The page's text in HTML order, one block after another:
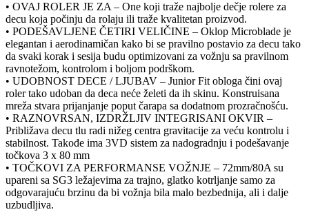
• OVAJ ROLER JE ZA – One koji traže najbolje dečje rolere za
decu koja počinju da rolaju ili traže kvalitetan proizvod.
• PODEŠAVLJENE ČETIRI VELIČINE – Oklop Microblade je
elegantan i aerodinamičan kako bi se pravilno postavio za decu tako
da svaki korak i sesija budu optimizovani za vožnju sa pravilnom
ravnotežom, kontrolom i boljom podrškom.
• UDOBNOST DECE / LJUBAV – Junior Fit obloga čini ovaj
roler tako udoban da deca neće želeti da ih skinu. Konstruisana
mreža stvara prijanjanje poput čarapa sa dodatnom prozračnošću.
• RAZNOVRSAN, IZDRŽLJIV INTEGRISANI OKVIR –
Približava decu tlu radi nižeg centra gravitacije za veću kontrolu i
stabilnost. Takođe ima 3VD sistem za nadogradnju i podešavanje
točkova 3 x 80 mm
• TOČKOVI ZA PERFORMANSE VOŽNJE – 72mm/80A su
upareni sa SG3 ležajevima za trajno, glatko kotrljanje samo za
odgovarajuću brzinu da bi vožnja bila malo bezbednija, ali i dalje
uzbudljiva.